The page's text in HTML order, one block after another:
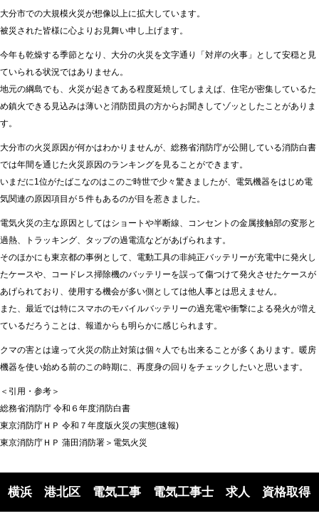
大分市での大規模火災が想像以上に拡大しています。
被災された皆様に心よりお見舞い申し上げます。
今年も乾燥する季節となり、大分の火災を文字通り「対岸の火事」として安穏と見
ていられる状況ではありません。
地元の綱島でも、火災が起きてある程度延焼してしまえば、住宅が密集しているた
め鎮火できる見込みは薄いと消防団員の方からお聞きしてゾッとしたことがありま
す。
大分市の火災原因が何かはわかりませんが、総務省消防庁が公開している消防白書
では年間を通じた火災原因のランキングを見ることができます。
いまだに1位がたばこなのはこのご時世で少々驚きましたが、電気機器をはじめ電
気関連の原因項目が５件もあるのが目を惹きました。
電気火災の主な原因としてはショートや半断線、コンセントの金属接触部の変形と
過熱、トラッキング、タップの過電流などがあげられます。
そのほかにも東京都の事例として、電動工具の非純正バッテリーが充電中に発火し
たケースや、コードレス掃除機のバッテリーを誤って傷つけて発火させたケースが
あげられており、使用する機会が多い側としては他人事とは思えません。
また、最近では特にスマホのモバイルバッテリーの過充電や衝撃による発火が増え
ているだろうことは、報道からも明らかに感じられます。
クマの害とは違って火災の防止対策は個々人でも出来ることが多くあります。暖房
機器を使い始める前のこの時期に、再度身の回りをチェックしたいと思います。
＜引用・参考＞
総務省消防庁 令和６年度消防白書
東京消防庁ＨＰ 令和７年度版火災の実態(速報)
東京消防庁ＨＰ 蒲田消防署＞電気火災
横浜 港北区 電気工事 電気工事士 求人 資格取得